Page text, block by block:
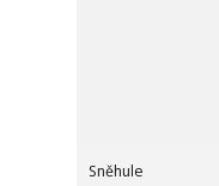
Sněhule